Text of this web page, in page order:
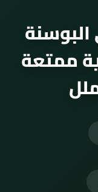
البوسنة
ممتعة